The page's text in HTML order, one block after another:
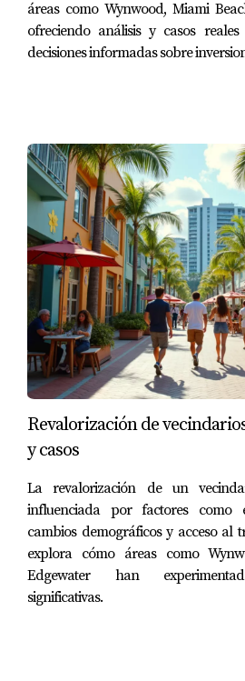
Aprovecha mi experiencia
mejor decisión sobre tu
Juan Mora es un experto en
años de experiencia ayudando a
a encontrar su hogar ideal. Si
necesitas asesoría personalizada,
contactarme al 17864435501.
áreas como Wynwood, Miami
ofreciendo análisis y casos
decisiones informadas sobre
Revalorización de
y casos
La revalorización de un
influenciada por factores como
cambios demográficos y acceso al
explora cómo áreas como
Edgewater han
significativas.